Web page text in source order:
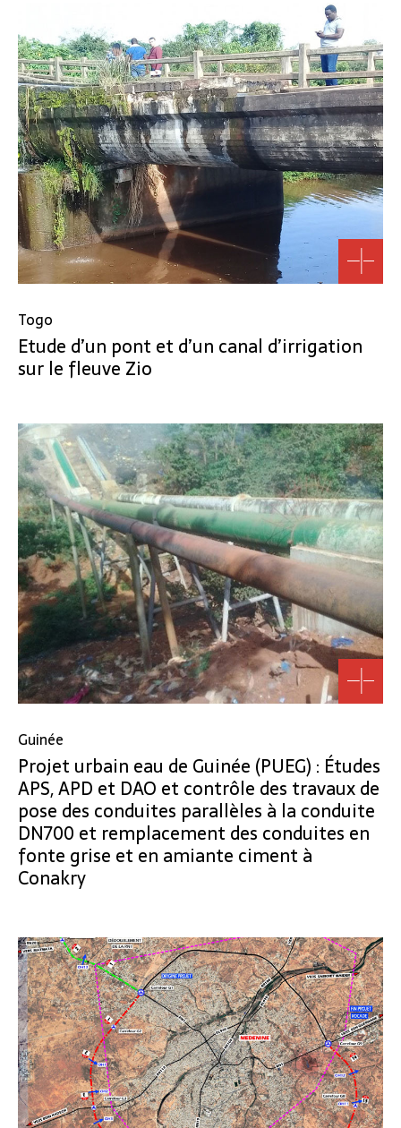
Togo
Etude d’un pont et d’un canal d’irrigation
sur le fleuve Zio
Guinée
Projet urbain eau de Guinée (PUEG) : Études
APS, APD et DAO et contrôle des travaux de
pose des conduites parallèles à la conduite
DN700 et remplacement des conduites en
fonte grise et en amiante ciment à
Conakry